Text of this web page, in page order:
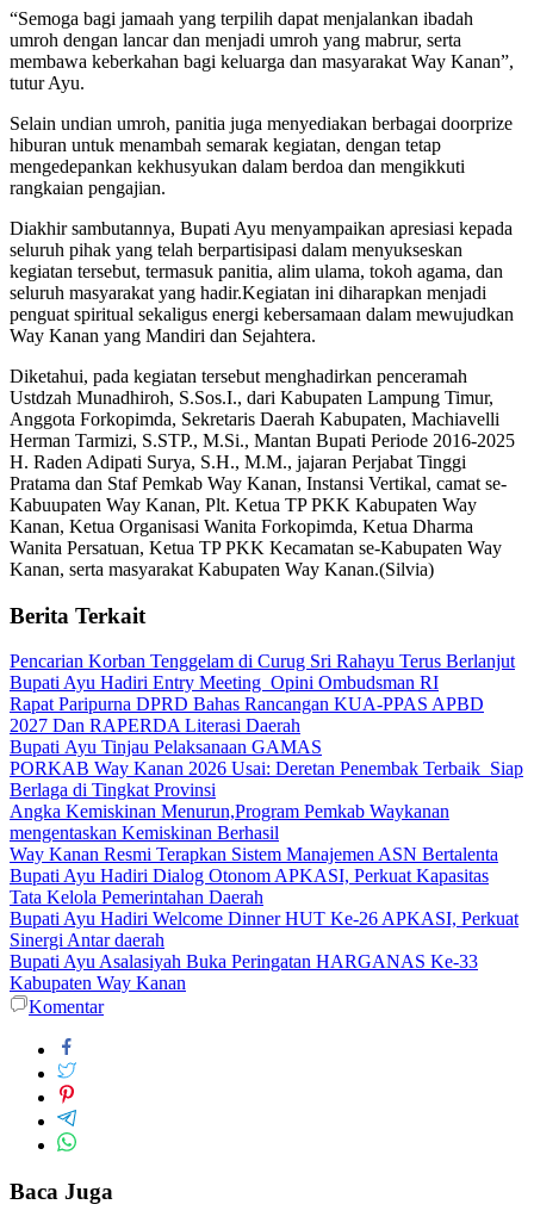
“Semoga bagi jamaah yang terpilih dapat menjalankan ibadah
umroh dengan lancar dan menjadi umroh yang mabrur, serta
membawa keberkahan bagi keluarga dan masyarakat Way Kanan”,
tutur Ayu.
Selain undian umroh, panitia juga menyediakan berbagai doorprize
hiburan untuk menambah semarak kegiatan, dengan tetap
mengedepankan kekhusyukan dalam berdoa dan mengikkuti
rangkaian pengajian.
Diakhir sambutannya, Bupati Ayu menyampaikan apresiasi kepada
seluruh pihak yang telah berpartisipasi dalam menyukseskan
kegiatan tersebut, termasuk panitia, alim ulama, tokoh agama, dan
seluruh masyarakat yang hadir.Kegiatan ini diharapkan menjadi
penguat spiritual sekaligus energi kebersamaan dalam mewujudkan
Way Kanan yang Mandiri dan Sejahtera.
Diketahui, pada kegiatan tersebut menghadirkan penceramah
Ustdzah Munadhiroh, S.Sos.I., dari Kabupaten Lampung Timur,
Anggota Forkopimda, Sekretaris Daerah Kabupaten, Machiavelli
Herman Tarmizi, S.STP., M.Si., Mantan Bupati Periode 2016-2025
H. Raden Adipati Surya, S.H., M.M., jajaran Perjabat Tinggi
Pratama dan Staf Pemkab Way Kanan, Instansi Vertikal, camat se-
Kabuupaten Way Kanan, Plt. Ketua TP PKK Kabupaten Way
Kanan, Ketua Organisasi Wanita Forkopimda, Ketua Dharma
Wanita Persatuan, Ketua TP PKK Kecamatan se-Kabupaten Way
Kanan, serta masyarakat Kabupaten Way Kanan.(Silvia)
Berita Terkait
Pencarian Korban Tenggelam di Curug Sri Rahayu Terus Berlanjut
Bupati Ayu Hadiri Entry Meeting Opini Ombudsman RI
Rapat Paripurna DPRD Bahas Rancangan KUA-PPAS APBD
2027 Dan RAPERDA Literasi Daerah
Bupati Ayu Tinjau Pelaksanaan GAMAS
PORKAB Way Kanan 2026 Usai: Deretan Penembak Terbaik Siap
Berlaga di Tingkat Provinsi
Angka Kemiskinan Menurun,Program Pemkab Waykanan
mengentaskan Kemiskinan Berhasil
Way Kanan Resmi Terapkan Sistem Manajemen ASN Bertalenta
Bupati Ayu Hadiri Dialog Otonom APKASI, Perkuat Kapasitas
Tata Kelola Pemerintahan Daerah
Bupati Ayu Hadiri Welcome Dinner HUT Ke-26 APKASI, Perkuat
Sinergi Antar daerah
Bupati Ayu Asalasiyah Buka Peringatan HARGANAS Ke-33
Kabupaten Way Kanan
Komentar
Baca Juga